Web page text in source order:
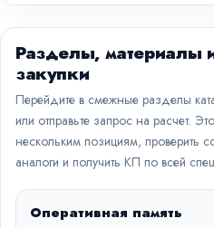
Разделы, материалы
закупки
Перейдите в смежные разделы
или отправьте запрос на расчет.
нескольким позициям, проверить
аналоги и получить КП по всей
Оперативная память